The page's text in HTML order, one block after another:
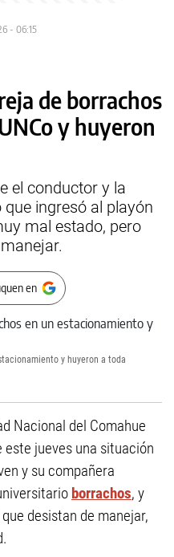
- 06:15
de borrachos
y huyeron
el conductor y la
ingresó al playón
mal estado, pero
en
y huyeron a toda
Nacional del Comahue
este jueves una situación
y su compañera
borrachos, y
desistan de manejar,